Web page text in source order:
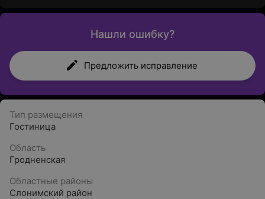
Нашли ошибку?
Предложить исправление
Тип размещения
Гостиница
Область
Гродненская
Областные районы
Слонимский район